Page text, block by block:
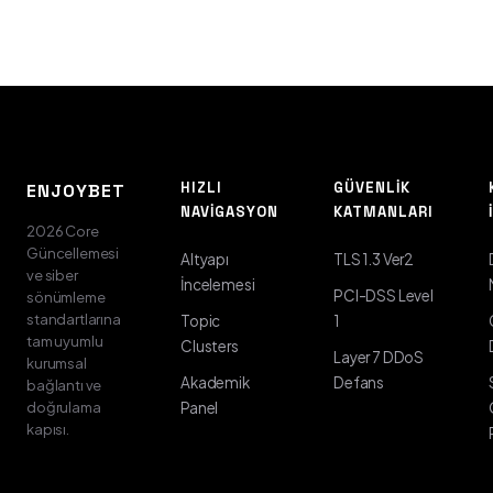
ENJOYBET
2026 Core
Güncellemesi
ve siber
sönümleme
standartlarına
tam uyumlu
kurumsal
bağlantı ve
doğrulama
kapısı.
HIZLI
NAVIGASYON
Altyapı
İncelemesi
Topic
Clusters
Akademik
Panel
GÜVENLIK
KATMANLARI
TLS 1.3 Ver2
PCI-DSS Level
1
Layer 7 DDoS
Defans